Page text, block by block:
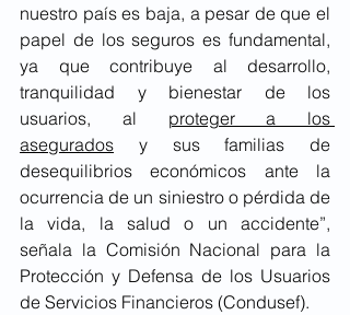
nuestro país es baja, a pesar de que el
papel de los seguros es fundamental,
ya que contribuye al desarrollo,
tranquilidad y bienestar de los
usuarios, al proteger a los
asegurados y sus familias de
desequilibrios económicos ante la
ocurrencia de un siniestro o pérdida de
la vida, la salud o un accidente”,
señala la Comisión Nacional para la
Protección y Defensa de los Usuarios
de Servicios Financieros (Condusef).